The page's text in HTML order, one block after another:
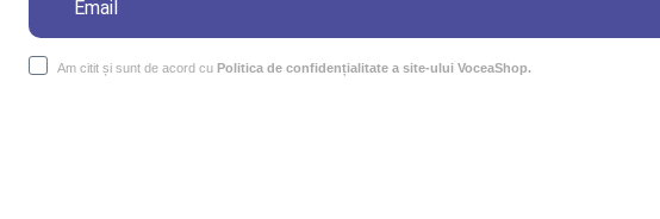
Am citit și sunt de acord cu Politica de confidențialitate a site-ului VoceaShop.